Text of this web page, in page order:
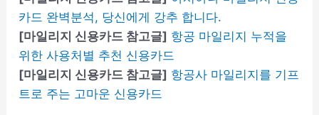
카드 완벽분석, 당신에게 강추 합니다.
[마일리지 신용카드 참고글] 항공 마일리지 누적을
위한 사용처별 추천 신용카드
[마일리지 신용카드 참고글] 항공사 마일리지를 기프
트로 주는 고마운 신용카드